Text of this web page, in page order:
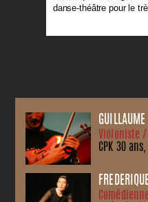
danse-théâtre pour le
Violoniste
CPK 30